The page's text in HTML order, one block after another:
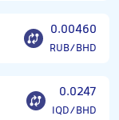
0.00460
RUB/BHD
0.0247
IQD/BHD